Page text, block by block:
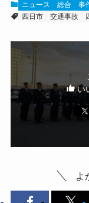
ニュース 総合
事
四日市
交通事故
い
よ